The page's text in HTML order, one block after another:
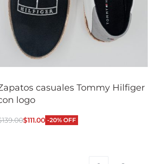
casuales Tommy Hilfiger
logo
139.00$111.00 -20% OFF